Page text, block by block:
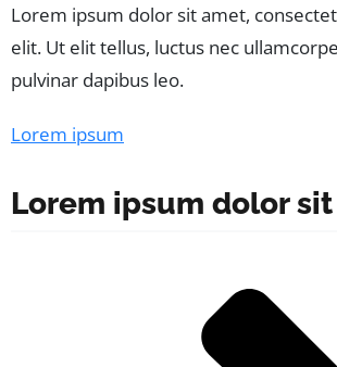
Lorem ipsum dolor sit amet,
elit. Ut elit tellus, luctus nec
pulvinar dapibus leo.
Lorem ipsum
Lorem ipsum dolor